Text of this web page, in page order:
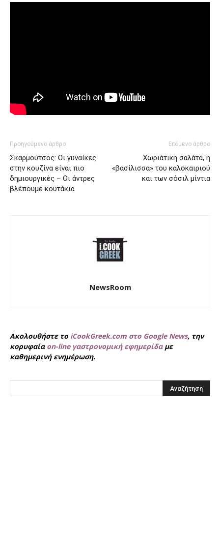
Προηγούμενο άρθρο
Σκαρμούτσος: Οι γυναίκες
στην κουζίνα είναι πιο
δημιουργικές – Οι άντρες
βλέπουμε κουτάκια
Επόμενο άρθρο
Χωριάτικη σαλάτα, η
«βασίλισσα» του καλοκαιριού
και των σόσιλ μίντια
NewsRoom
Ακολουθήστε το iCookGreek.com στο Google News, την
κορυφαία on-line γαστρονομική εφημερίδαμε
καθημερινή ενημέρωση.